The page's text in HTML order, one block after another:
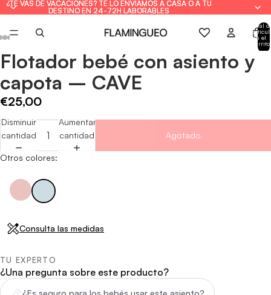
¿TE VAS DE VACACIONES? TE LO ENVIAMOS A CASA O A TU
DESTINO EN 24-72H LABORABLES
¿TE VAS DE VACACIONES? TE LO ENVIAMOS A CASA O A TU
DESTINO EN 24-72H LABORABLES
Total
en el
carrito:
Abrir
imagen
a
pantalla
completa
Abrir
imagen
a
pantalla
completa
Abrir
imagen
a
pantalla
completa
Abrir
imagen
a
pantalla
completa
Abrir
imagen
a
pantalla
completa
Abrir
imagen
a
pantalla
completa
Abrir
imagen
a
pantalla
completa
Flotador bebé con asiento y
capota – CAVE
€25,00
Disminuir
cantidad
Aumentar
cantidad
Agotado
Otros colores:
Consulta las medidas
TU EXPERTO
¿Una pregunta sobre este producto?
¿Es seguro para los bebés usar este asiento?